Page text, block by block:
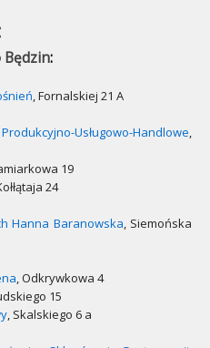
Będzin:
, Fornalskiej 21 A
Usługowo-Handlowe,
19
24
Hanna Baranowska, Siemońska
, Odkrywkowa 4
15
, Skalskiego 6 a